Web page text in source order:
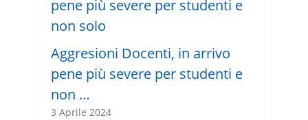
Aggresioni Docenti, in arrivo
pene più severe per studenti e
non …
3 Aprile 2024